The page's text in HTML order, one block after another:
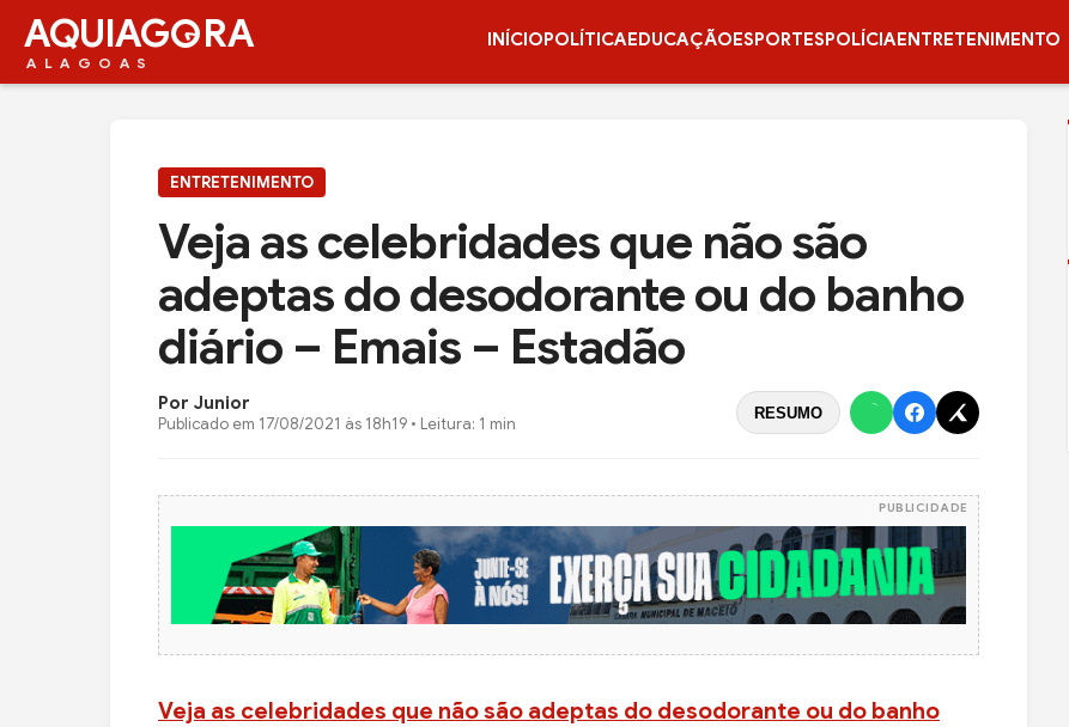
AQUIAG RA
ALAGOAS
INÍCIOPOLÍTICAEDUCAÇÃOESPORTESPOLÍCIAENTRETENIMENTO
ENTRETENIMENTO
Veja as celebridades que não são
adeptas do desodorante ou do banho
diário – Emais – Estadão
Por Junior
Publicado em 17/08/2021 às 18h19 • Leitura: 1 min
RESUMO
PUBLICIDADE
Veja as celebridades que não são adeptas do desodorante ou do banho